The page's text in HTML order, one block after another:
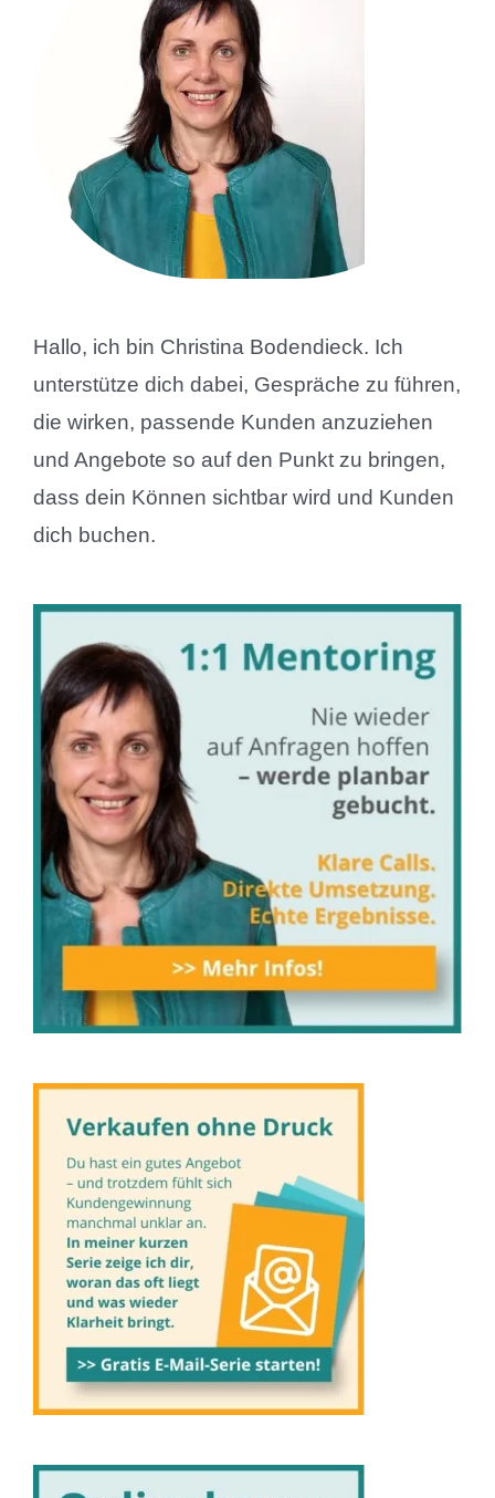
Hallo, ich bin Christina Bodendieck. Ich
unterstütze dich dabei, Gespräche zu führen,
die wirken, passende Kunden anzuziehen
und Angebote so auf den Punkt zu bringen,
dass dein Können sichtbar wird und Kunden
dich buchen.